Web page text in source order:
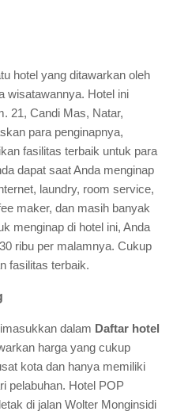
hotel yang ditawarkan oleh
wisatawannya. Hotel ini
21, Candi Mas, Natar,
para penginapnya,
fasilitas terbaik untuk para
dapat saat Anda menginap
laundry, room service,
maker, dan masih banyak
menginap di hotel ini, Anda
ribu per malamnya. Cukup
fasilitas terbaik.
dalam Daftar hotel
harga yang cukup
kota dan hanya memiliki
pelabuhan. Hotel POP
di jalan Wolter Monginsidi